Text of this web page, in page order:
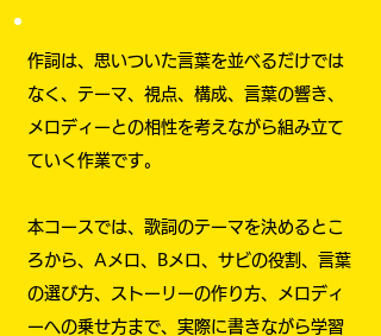
作詞は、思いついた言葉を並べるだけでは
なく、テーマ、視点、構成、言葉の響き、
メロディーとの相性を考えながら組み立て
ていく作業です。
本コースでは、歌詞のテーマを決めるとこ
ろから、Aメロ、Bメロ、サビの役割、言葉
の選び方、ストーリーの作り方、メロディ
ーへの乗せ方まで、実際に書きながら学習